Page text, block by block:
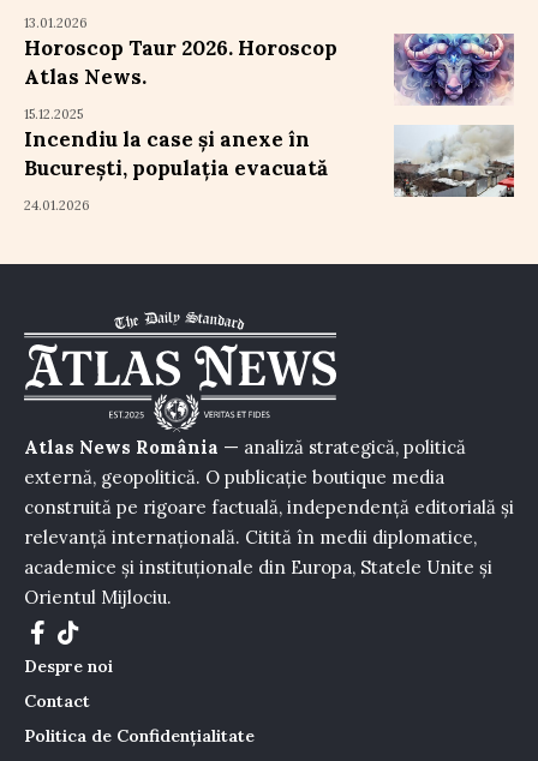
13.01.2026
Horoscop Taur 2026. Horoscop
Atlas News.
15.12.2025
Incendiu la case și anexe în
București, populația evacuată
24.01.2026
Atlas News România — analiză strategică, politică
externă, geopolitică. O publicație boutique media
construită pe rigoare factuală, independență editorială și
relevanță internațională. Citită în medii diplomatice,
academice și instituționale din Europa, Statele Unite și
Orientul Mijlociu.
Despre noi
Contact
Politica de Confidențialitate